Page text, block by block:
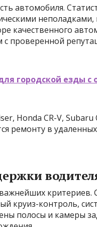
автомобиля.
качественного
проверенной
городской езды с
Honda CR-V, Subaru
ремонту в
критериев.
круиз-контроль,
полосы и камеры